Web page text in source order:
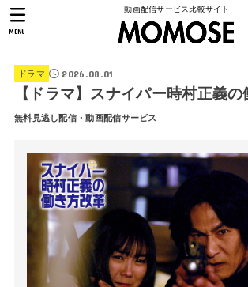
動画配信サービス比較サイト
MENU
ドラマ 2026.08.01
【ドラマ】スナイパー時村正義
無料見逃し配信・動画配信サービス